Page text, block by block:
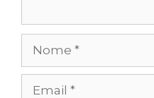
Nome
Email